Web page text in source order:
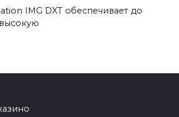
IMG DXT обеспечивает до